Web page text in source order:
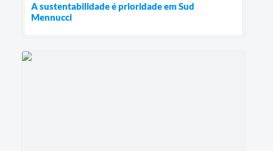
A sustentabilidade é prioridade em Sud
Mennucci